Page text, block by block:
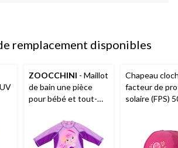
remplacement disponibles
ZOOCCHINI - Maillot
de bain une pièce
pour bébé et tout-
Chapeau
facteur de
solaire (FPS)
menton, rose